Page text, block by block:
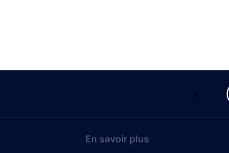
v
En savoir plus